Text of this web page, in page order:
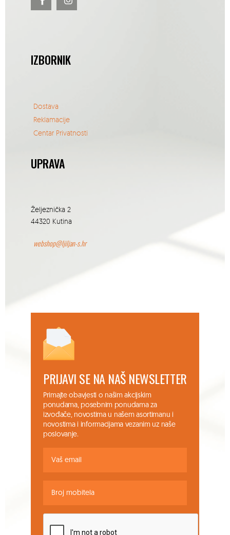
IZBORNIK
Dostava
Reklamacije
Centar Privatnosti
UPRAVA
Željeznička 2
44320 Kutina
webshop@ljiljan-s.hr
PRIJAVI SE NA NAŠ NEWSLETTER
Primajte obavjesti o našim akcijskim
ponudama, posebnim ponudama za
izvođače, novostima u našem asortimanu i
novostima i informacijama vezanim uz naše
poslovanje.